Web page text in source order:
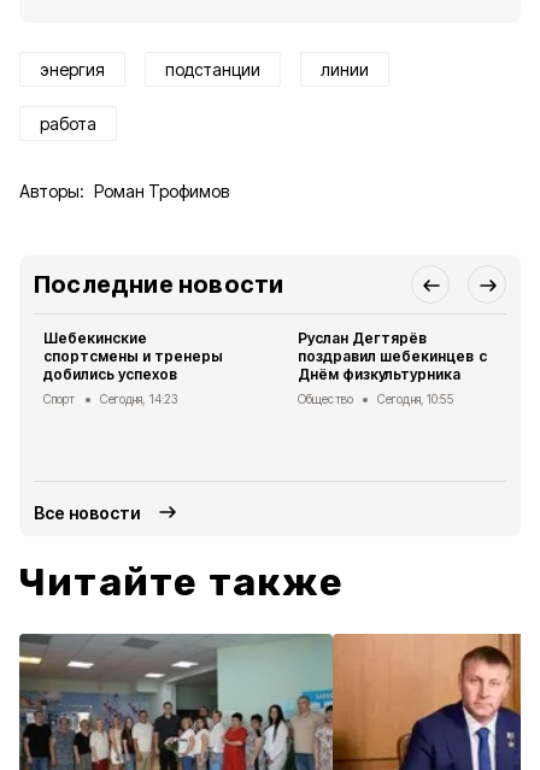
энергия подстанции линии
работа
Авторы: Роман Трофимов
Последние новости
Шебекинские
спортсмены и тренеры
добились успехов
Спорт Сегодня, 14:23
Руслан Дегтярёв
поздравил шебекинцев с
Днём физкультурника
Общество Сегодня, 10:55
Все новости
Читайте также